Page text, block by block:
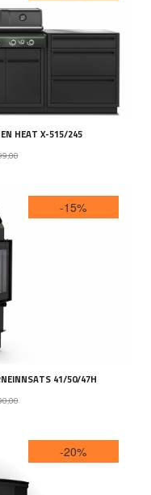
HEAT X-515/245
Rabatt
41/50/47H
Rabatt
-15%
-20%